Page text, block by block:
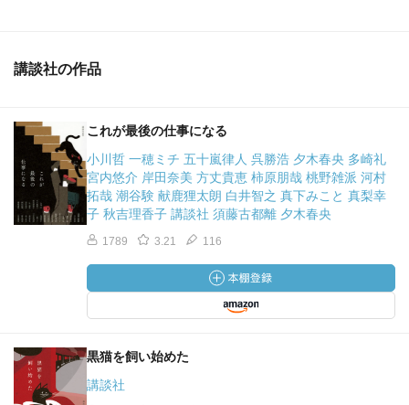
講談社の作品
これが最後の仕事になる
小川哲 一穂ミチ 五十嵐律人 呉勝浩 夕木春央 多崎礼
宮内悠介 岸田奈美 方丈貴恵 柿原朋哉 桃野雑派 河村
拓哉 潮谷験 献鹿狸太朗 白井智之 真下みこと 真梨幸
子 秋吉理香子 講談社 須藤古都離 夕木春央
1789 3.21 116
黒猫を飼い始めた
講談社